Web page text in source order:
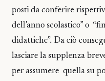
posti da conferire
dell’anno scolastico” o
didattiche”. Da ciò
lasciare la supplenza
per assumere quella su